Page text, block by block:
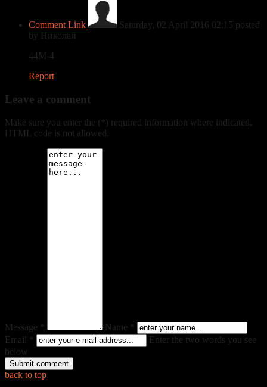
Comment Link Saturday, 02 April 2016 02:15 posted
by Николай
44M-4
Report
Leave a comment
Make sure you enter the (*) required information where indicated.
HTML code is not allowed.
Message *
Name *
Email *
Enter the two words you see
below
back to top